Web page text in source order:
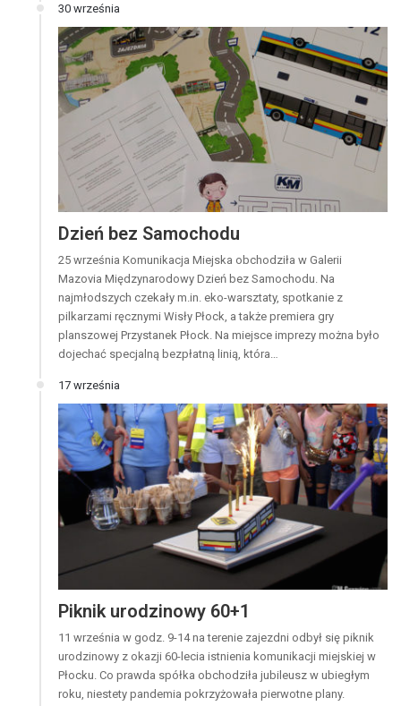
30 września
Dzień bez Samochodu
25 września Komunikacja Miejska obchodziła w Galerii
Mazovia Międzynarodowy Dzień bez Samochodu. Na
najmłodszych czekały m.in. eko-warsztaty, spotkanie z
pilkarzami ręcznymi Wisły Płock, a także premiera gry
planszowej Przystanek Płock. Na miejsce imprezy można było
dojechać specjalną bezpłatną linią, która…
17 września
Piknik urodzinowy 60+1
11 września w godz. 9-14 na terenie zajezdni odbył się piknik
urodzinowy z okazji 60-lecia istnienia komunikacji miejskiej w
Płocku. Co prawda spółka obchodziła jubileusz w ubiegłym
roku, niestety pandemia pokrzyżowała pierwotne plany.